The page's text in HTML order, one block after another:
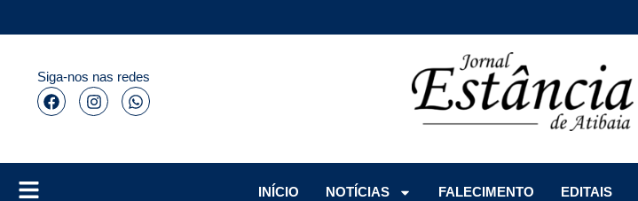
Siga-nos nas redes
INÍCIO
NOTÍCIAS FALECIMENTO EDITAIS